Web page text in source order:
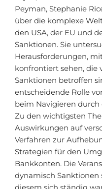
Peyman, Stephanie
über die komplexe
den USA, der EU und
Sanktionen. Sie
Herausforderungen,
konfrontiert sehen, die
Sanktionen betroffen
entscheidende Rolle
beim Navigieren
Zu den wichtigsten
Auswirkungen auf
Verfahren zur
Strategien für den
Bankkonten. Die
dynamisch Sanktionen